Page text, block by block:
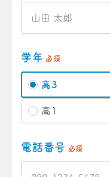
学年 必須
高3
高1
電話番号 必須